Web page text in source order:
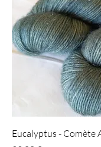
Eucalyptus - Comète